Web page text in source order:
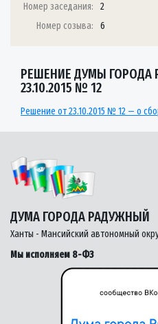
Номер заседания:
2
Номер созыва:
6
РЕШЕНИЕ ДУМЫ ГОРОДА
23.10.2015 № 12
Решение от 23.10.2015 № 12 — о
ДУМА ГОРОДА РАДУЖНЫЙ
Ханты - Мансийский автономный
Мы исполняем 8-ФЗ